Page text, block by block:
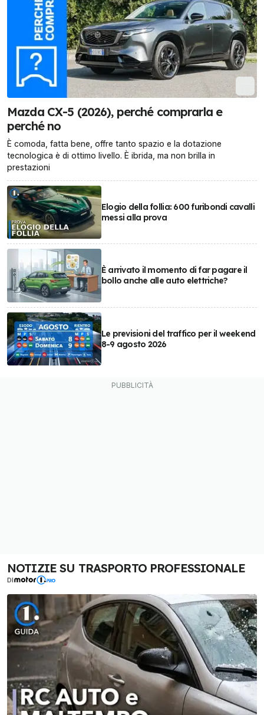
Mazda CX-5 (2026), perché comprarla e
perché no
È comoda, fatta bene, offre tanto spazio e la dotazione
tecnologica è di ottimo livello. È ibrida, ma non brilla in
prestazioni
Elogio della follia: 600 furibondi cavalli
messi alla prova
È arrivato il momento di far pagare il
bollo anche alle auto elettriche?
Le previsioni del traffico per il weekend
8-9 agosto 2026
NOTIZIE SU TRASPORTO PROFESSIONALE
DI